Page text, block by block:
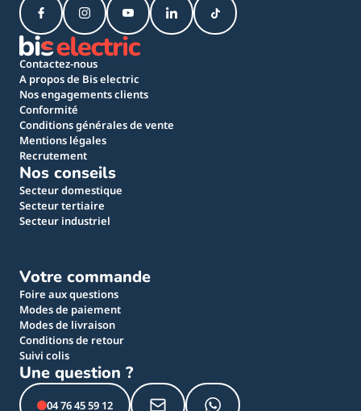
Contactez-nous
A propos de Bis electric
Nos engagements clients
Conformité
Conditions générales de vente
Mentions légales
Recrutement
Nos conseils
Secteur domestique
Secteur tertiaire
Secteur industriel
Votre commande
Foire aux questions
Modes de paiement
Modes de livraison
Conditions de retour
Suivi colis
Une question ?
04 76 45 59 12